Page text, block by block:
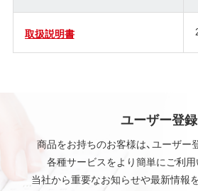
取扱説明書
ユーザー登録
商品をお持ちのお客様は、ユーザー
各種サービスをより簡単にご利用
当社から重要なお知らせや最新情報